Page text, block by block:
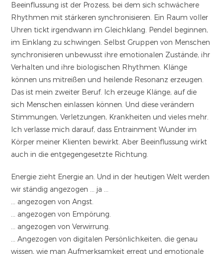
Beeinflussung ist der Prozess, bei dem sich schwächere
Rhythmen mit stärkeren synchronisieren. Ein Raum voller
Uhren tickt irgendwann im Gleichklang. Pendel beginnen,
im Einklang zu schwingen. Selbst Gruppen von Menschen
synchronisieren unbewusst ihre emotionalen Zustände, ihr
Verhalten und ihre biologischen Rhythmen. Klänge
können uns mitreißen und heilende Resonanz erzeugen.
Das ist mein zweiter Beruf. Ich erzeuge Klänge, auf die
sich Menschen einlassen können. Und diese verändern
Stimmungen, Verletzungen, Krankheiten und vieles mehr.
Ich verlasse mich darauf, dass Entrainment Wunder im
Körper meiner Klienten bewirkt. Aber Beeinflussung wirkt
auch in die entgegengesetzte Richtung.
Energie zieht Energie an. Und in der heutigen Welt werden
wir ständig angezogen … ja …
… angezogen von Angst.
… angezogen von Empörung.
… angezogen von Verwirrung.
… Angezogen von digitalen Persönlichkeiten, die genau
wissen, wie man Aufmerksamkeit erregt und emotionale